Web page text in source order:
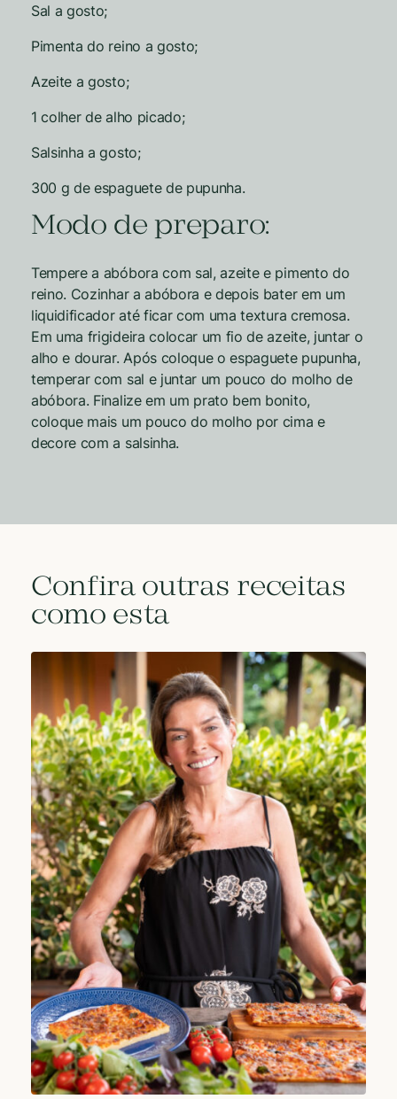
Sal a gosto;
Pimenta do reino a gosto;
Azeite a gosto;
1 colher de alho picado;
Salsinha a gosto;
300 g de espaguete de pupunha.
Modo de preparo:
Tempere a abóbora com sal, azeite e pimento do
reino. Cozinhar a abóbora e depois bater em um
liquidificador até ficar com uma textura cremosa.
Em uma frigideira colocar um fio de azeite, juntar o
alho e dourar. Após coloque o espaguete pupunha,
temperar com sal e juntar um pouco do molho de
abóbora. Finalize em um prato bem bonito,
coloque mais um pouco do molho por cima e
decore com a salsinha.
Confira outras receitas
como esta